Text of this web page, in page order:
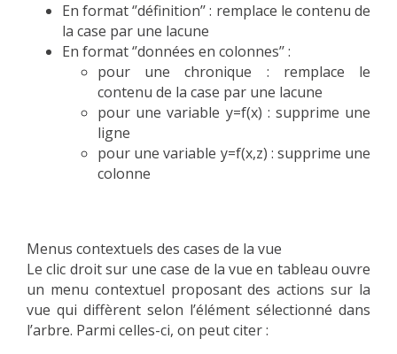
En format ‘’définition’’ : remplace le contenu de
la case par une lacune
En format ‘’données en colonnes’’ :
pour une chronique : remplace le
contenu de la case par une lacune
pour une variable y=f(x) : supprime une
ligne
pour une variable y=f(x,z) : supprime une
colonne
Menus contextuels des cases de la vue
Le clic droit sur une case de la vue en tableau ouvre
un menu contextuel proposant des actions sur la
vue qui diffèrent selon l’élément sélectionné dans
l’arbre. Parmi celles-ci, on peut citer :